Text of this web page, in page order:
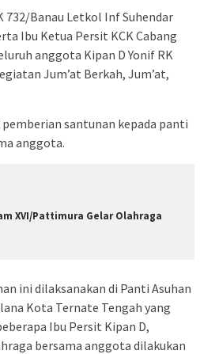
732/Banau Letkol Inf Suhendar
Ibu Ketua Persit KCK Cabang
anggota Kipan D Yonif RK
Jum’at Berkah, Jum’at,
santunan kepada panti
anggota.
XVI/Pattimura Gelar Olahraga
ini dilaksanakan di Panti Asuhan
Kota Ternate Tengah yang
Ibu Persit Kipan D,
bersama anggota dilakukan